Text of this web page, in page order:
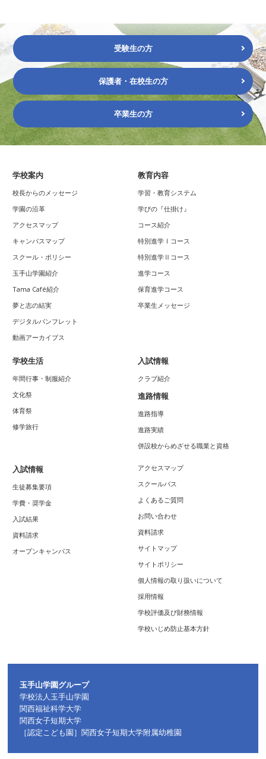
受験生の方
保護者・在校生の方
卒業生の方
学校案内
校長からのメッセージ
学園の沿革
アクセスマップ
キャンパスマップ
スクール・ポリシー
玉手山学園紹介
Tama Café紹介
夢と志の結実
デジタルパンフレット
動画アーカイブス
教育内容
学習・教育システム
学びの『仕掛け』
コース紹介
特別進学Ⅰコース
特別進学Ⅱコース
進学コース
保育進学コース
卒業生メッセージ
学校生活
年間行事・制服紹介
文化祭
体育祭
修学旅行
入試情報
クラブ紹介
進路情報
進路指導
進路実績
併設校からめざせる職業と資格
入試情報
生徒募集要項
学費・奨学金
入試結果
資料請求
オープンキャンパス
アクセスマップ
スクールバス
よくあるご質問
お問い合わせ
資料請求
サイトマップ
サイトポリシー
個人情報の取り扱いについて
採用情報
学校評価及び財務情報
学校いじめ防止基本方針
玉手山学園グループ
学校法人玉手山学園
関西福祉科学大学
関西女子短期大学
［認定こども園］関西女子短期大学附属幼稚園